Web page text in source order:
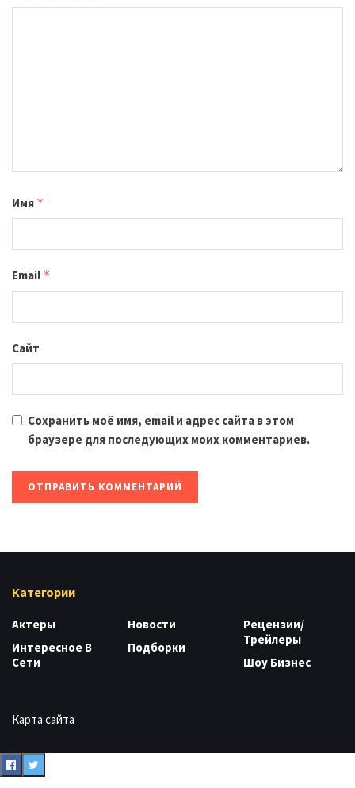
Имя *
Email *
Сайт
Сохранить моё имя, email и адрес сайта в этом
браузере для последующих моих комментариев.
Категории
Актеры
Интересное В
Сети
Новости
Подборки
Рецензии/
Трейлеры
Шоу Бизнес
Карта сайта